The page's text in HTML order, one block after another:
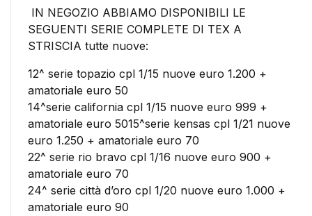
IN NEGOZIO ABBIAMO DISPONIBILI LE
SEGUENTI SERIE COMPLETE DI TEX A
STRISCIA tutte nuove:
12^ serie topazio cpl 1/15 nuove euro 1.200 +
amatoriale euro 50
14^serie california cpl 1/15 nuove euro 999 +
amatoriale euro 5015^serie kensas cpl 1/21 nuove
euro 1.250 + amatoriale euro 70
22^ serie rio bravo cpl 1/16 nuove euro 900 +
amatoriale euro 70
24^ serie città d’oro cpl 1/20 nuove euro 1.000 +
amatoriale euro 90